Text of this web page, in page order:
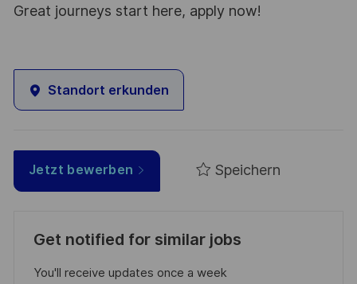
Great journeys start here, apply now!
Standort erkunden
Jetzt bewerben Speichern
Get notified for similar jobs
You'll receive updates once a week